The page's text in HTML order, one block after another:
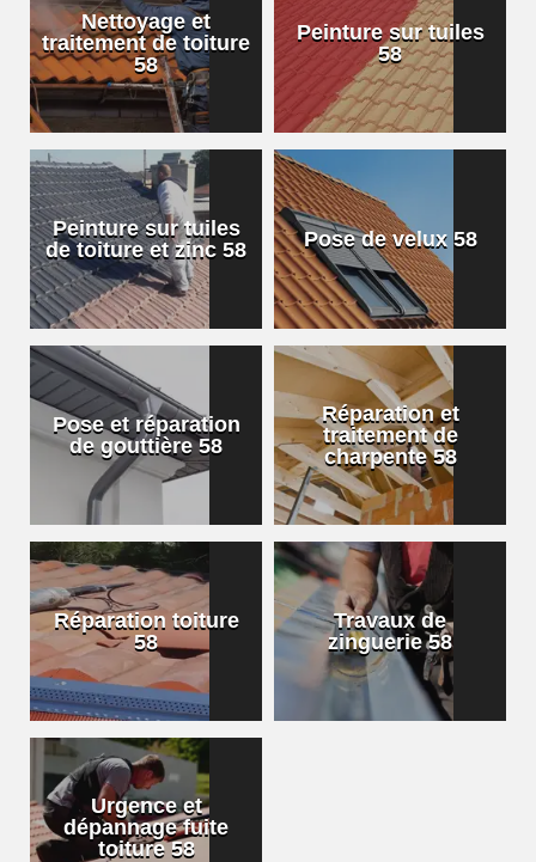
Nettoyage et
traitement de toiture
58
Peinture sur tuiles
58
Peinture sur tuiles
de toiture et zinc 58
Pose de velux 58
Pose et réparation
de gouttière 58
Réparation et
traitement de
charpente 58
Réparation toiture
58
Travaux de
zinguerie 58
Urgence et
dépannage fuite
toiture 58